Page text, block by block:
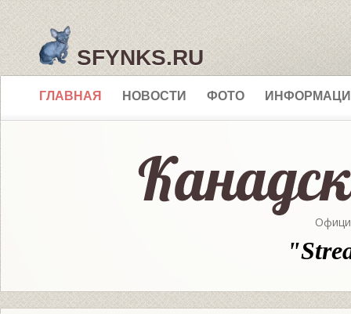
SFYNKS.RU
ГЛАВНАЯ НОВОСТИ ФОТО